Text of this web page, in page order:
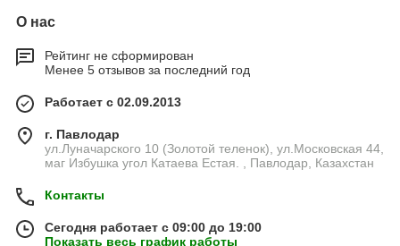
О нас
Рейтинг не сформирован
Менее 5 отзывов за последний год
Работает с 02.09.2013
г. Павлодар
ул.Луначарского 10 (Золотой теленок), ул.Московская 44,
маг Избушка угол Катаева Естая. , Павлодар, Казахстан
Контакты
Сегодня работает с 09:00 до 19:00
Показать весь график работы